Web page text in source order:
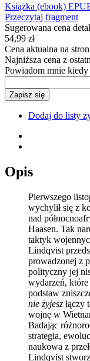
Książka (ebook)
Przeczytaj fragment
Sugerowana cena
54,99 zł
Cena aktualna na
Najniższa cena z
Powiadom mnie kiedy
Zapisz się
Dodaj do listy
Opis
Pierwszego
wychylił się z
nad
Haasen. Tak
taktyk
Lindqvist
prowadzonej z
polityczny jej
wydarzeń,
podstaw
nie żyjesz łączy
wojnę w
Badając
strategia,
naukowa z
Lindqvist